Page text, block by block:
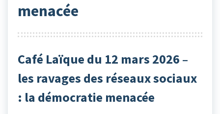
menacée
Café Laïque du 12 mars 2026 –
les ravages des réseaux sociaux
: la démocratie menacée